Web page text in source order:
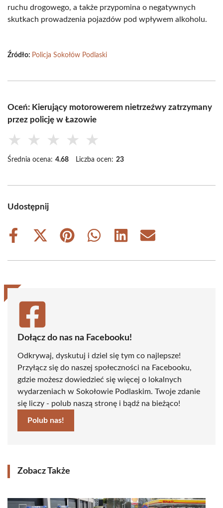
ruchu drogowego, a także przypomina o negatywnych
skutkach prowadzenia pojazdów pod wpływem alkoholu.
Źródło: Policja Sokołów Podlaski
Oceń: Kierujący motorowerem nietrzeźwy zatrzymany
przez policję w Łazowie
★ ★ ★ ★ ★
Średnia ocena: 4.68 Liczba ocen: 23
Udostępnij
Share
Share
(Twitter)
Share
Share
Share
Share
Dołącz do nas na Facebooku!
Odkrywaj, dyskutuj i dziel się tym co najlepsze!
Przyłącz się do naszej społeczności na Facebooku,
gdzie możesz dowiedzieć się więcej o lokalnych
wydarzeniach w Sokołowie Podlaskim. Twoje zdanie
się liczy - polub naszą stronę i bądź na bieżąco!
Polub nas!
Zobacz Także